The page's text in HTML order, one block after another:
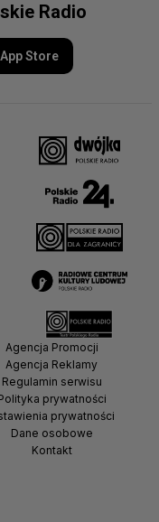
Radio
App Store
Agencja Promocji
Agencja Reklamy
Regulamin serwisu
prywatności
prywatności
Dane osobowe
Kontakt